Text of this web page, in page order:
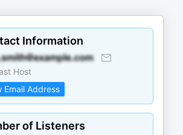
Information
Host
Email Address
of Listeners